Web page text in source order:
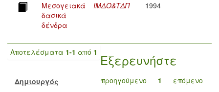
Μεσογειακά
δασικά
δένδρα
ΙΜΔΟ&ΤΔΠ 1994
Αποτελέσματα 1-1 από 1
προηγούμενο 1 επόμενο
Εξερευνήστε
Δημιουργός